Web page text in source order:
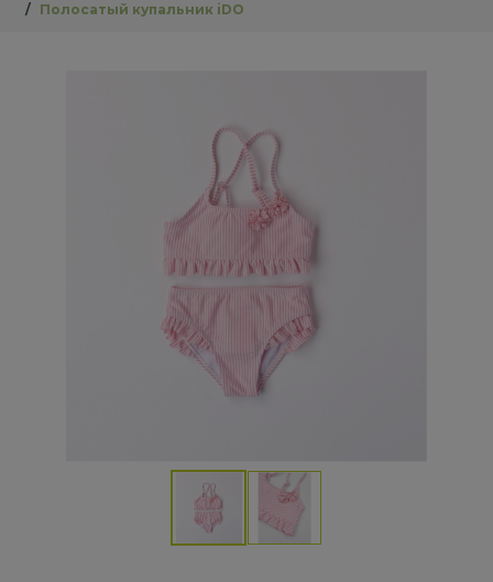
Полосатый купальник iDO